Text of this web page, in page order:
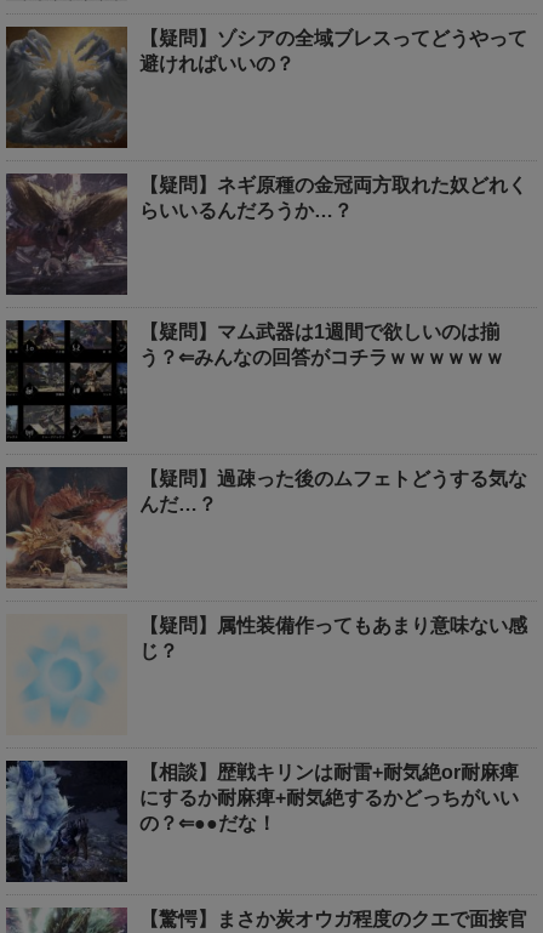
【疑問】ゾシアの全域ブレスってどうやって
避ければいいの？
【疑問】ネギ原種の金冠両方取れた奴どれく
らいいるんだろうか…？
【疑問】マム武器は1週間で欲しいのは揃
う？⇐みんなの回答がコチラｗｗｗｗｗｗ
【疑問】過疎った後のムフェトどうする気な
んだ…？
【疑問】属性装備作ってもあまり意味ない感
じ？
【相談】歴戦キリンは耐雷+耐気絶or耐麻痺
にするか耐麻痺+耐気絶するかどっちがいい
の？⇐●●だな！
【驚愕】まさか炭オウガ程度のクエで面接官